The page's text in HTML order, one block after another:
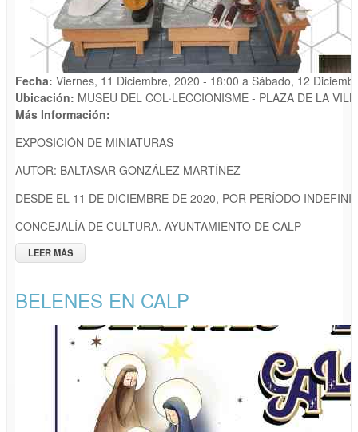
Fecha: Viernes, 11 Diciembre, 2020 - 18:00 a Sábado, 12
Ubicación: MUSEU DEL COL·LECCIONISME - PLAZA DE LA
Más Información:
EXPOSICIÓN DE MINIATURAS
AUTOR: BALTASAR GONZÁLEZ MARTÍNEZ
DESDE EL 11 DE DICIEMBRE DE 2020, POR PERÍODO
CONCEJALÍA DE CULTURA. AYUNTAMIENTO DE CALP
LEER MÁS
EXPOSICIÓN "LAS MINIATURAS DE BALTA"
BELENES EN CALP